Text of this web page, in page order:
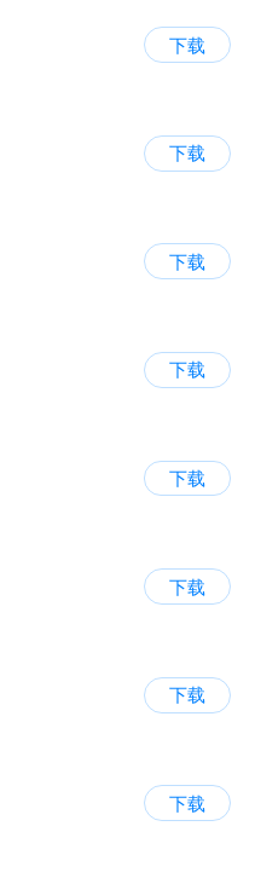
下载
下载
下载
下载
下载
下载
下载
下载